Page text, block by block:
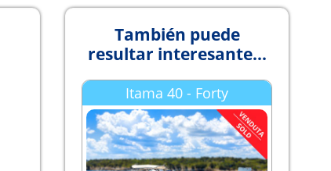
También puede
resultar interesante...
Itama 40 - Forty